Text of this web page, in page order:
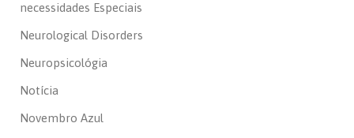
necessidades Especiais
Neurological Disorders
Neuropsicológia
Notícia
Novembro Azul